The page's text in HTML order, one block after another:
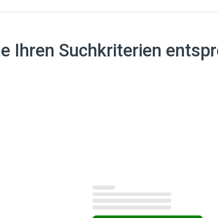
Ihren Suchkriterien